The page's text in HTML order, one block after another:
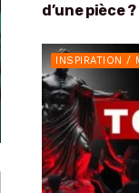
d’une pièce ?
INSPIRATION /